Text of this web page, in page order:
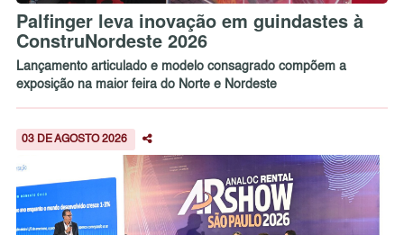
Palfinger leva inovação em guindastes à
ConstruNordeste 2026
Lançamento articulado e modelo consagrado compõem a
exposição na maior feira do Norte e Nordeste
03 DE AGOSTO 2026